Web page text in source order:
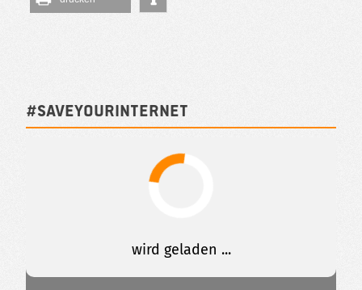
#SAVEYOURINTERNET